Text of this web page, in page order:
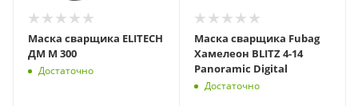
Маска сварщика ELITECH
ДМ М 300
Достаточно
Маска сварщика Fubag
Хамелеон BLITZ 4-14
Panoramic Digital
Достаточно